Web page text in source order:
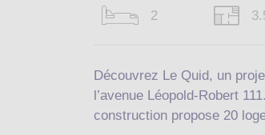
2
Découvrez Le Quid, un
l’avenue Léopold-Robert
construction propose 20